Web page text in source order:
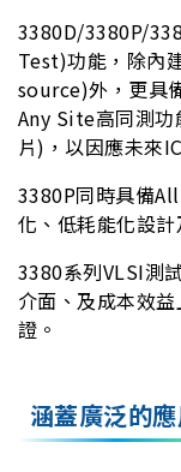
3380D/3380P/
Test)功能，除內
source)外，更具
Any Site高同測
片)，以因應未來
3380P同時具備
化、低耗能化設
3380系列VLSI測
介面、及成本效
證。
涵蓋廣泛的